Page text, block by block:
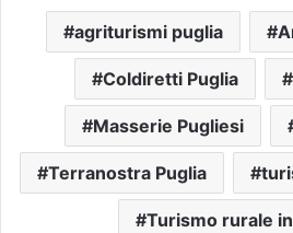
agriturismi puglia
Coldiretti Puglia
Masserie Pugliesi
Terranostra Puglia
Turismo rurale